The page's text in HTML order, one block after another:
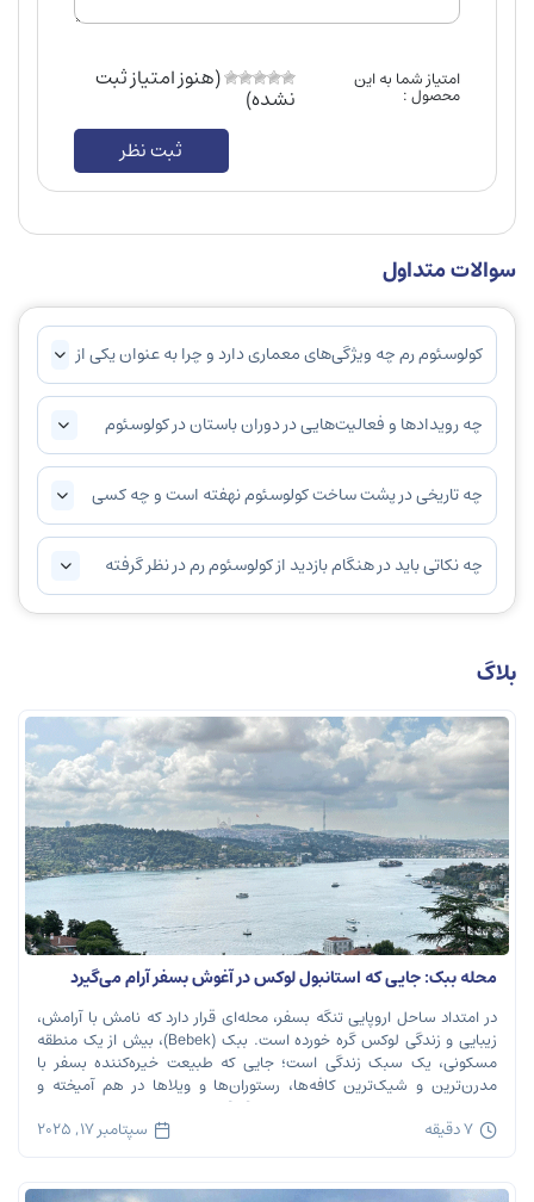
امتیاز شما به این
محصول :
(هنوز امتیاز ثبت
نشده)
ثبت نظر
سوالات متداول
کولوسئوم رم چه ویژگی‌های معماری دارد و چرا به عنوان یکی از
نمادهای تاریخی روم باستان شناخته می‌شود؟
چه رویدادها و فعالیت‌هایی در دوران باستان در کولوسئوم
برگزار می‌شد؟
چه تاریخی در پشت ساخت کولوسئوم نهفته است و چه کسی
دستور ساخت آن را داد؟
چه نکاتی باید در هنگام بازدید از کولوسئوم رم در نظر گرفته
شود؟
بلاگ
محله ببک: جایی که استانبول لوکس در آغوش بسفر آرام می‌گیرد
در امتداد ساحل اروپایی تنگه بسفر، محله‌ای قرار دارد که نامش با آرامش،
زیبایی و زندگی لوکس گره خورده است. ببک (Bebek)، بیش از یک منطقه
مسکونی، یک سبک زندگی است؛ جایی که طبیعت خیره‌کننده بسفر با
مدرن‌ترین و شیک‌ترین کافه‌ها، رستوران‌ها و ویلاها در هم آمیخته و
تصویری بی‌نظیر از استانبول معاصر را به […]
7 دقیقه سپتامبر 17, 2025